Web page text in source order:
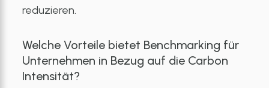
reduzieren.
Welche Vorteile bietet Benchmarking für
Unternehmen in Bezug auf die Carbon
Intensität?